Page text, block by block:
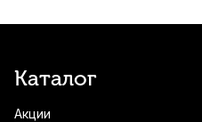
Каталог
Акции